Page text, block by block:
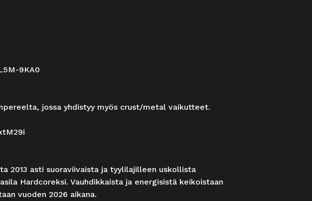
9KA0
jossa yhdistyy myös crust/metal vaikutteet.
2013 asti suoraviivaista ja tyylilajilleen uskollista
Hardcoreksi. Vauhdikkaista ja energisistä keikoistaan
vuoden 2026 aikana.